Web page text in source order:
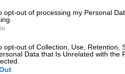
opt-out of processing my Personal
opt-out of Collection, Use, Retention,
Data that Is Unrelated with the
των ειδοποιητηρίων
περίπτωση χρειάζονται ο
οχήματος.